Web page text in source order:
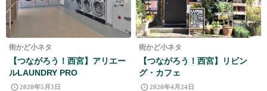
街かど小ネタ
【つながろう！西宮】アリエー
ルLAUNDRY PRO
2020年5月3日
街かど小ネタ
【つながろう！西宮】リビン
グ・カフェ
2020年4月24日